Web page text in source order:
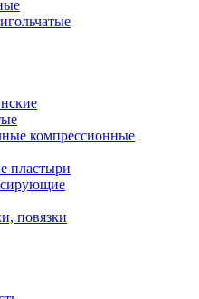
компрессионные
пластыри
повязки